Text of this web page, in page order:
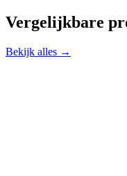
Vergelijkbare
Bekijk alles →